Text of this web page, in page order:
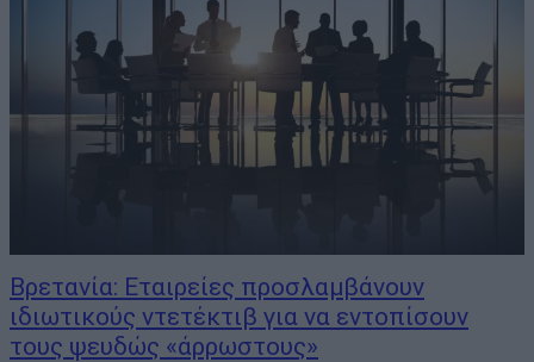
Βρετανία: Εταιρείες προσλαμβάνουν
ιδιωτικούς ντετέκτιβ για να εντοπίσουν
τους ψευδώς «άρρωστους»